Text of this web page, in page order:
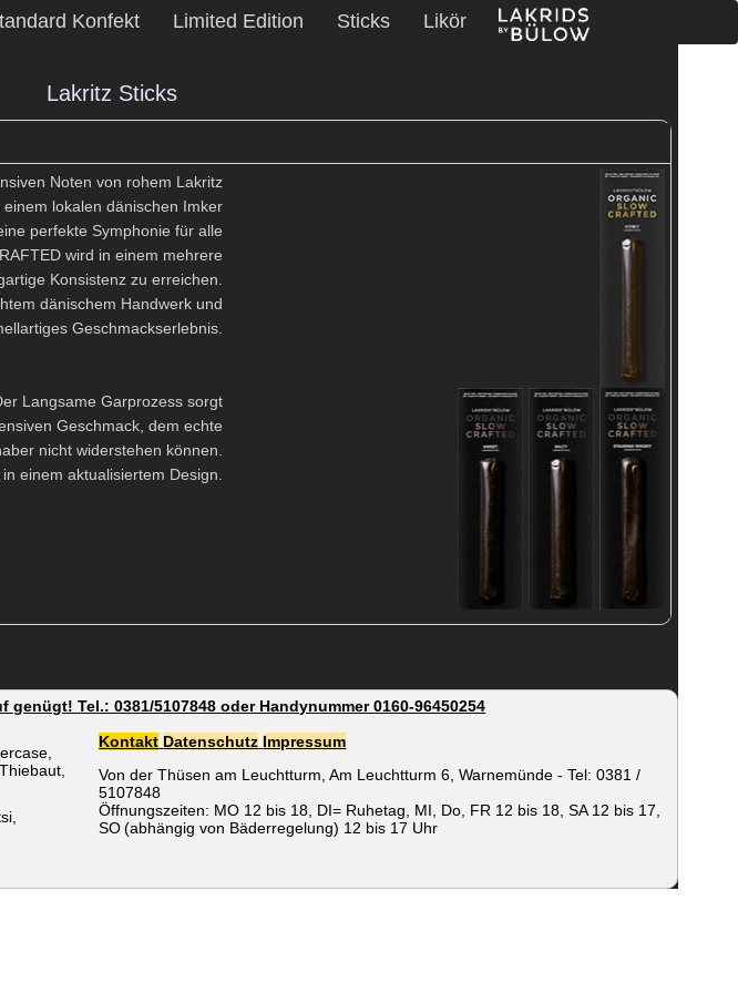
Konfekt Limited Edition Sticks Likör
Lakritz Sticks
Noten von rohem Lakritz
lokalen dänischen Imker
perfekte Symphonie für alle
wird in einem mehrere
Konsistenz zu erreichen.
dänischem Handwerk und
Geschmackserlebnis.
Langsame Garprozess sorgt
Geschmack, dem echte
nicht widerstehen können.
einem aktualisiertem Design.
Tel.: 0381/5107848 oder Handynummer 0160-96450254
Kontakt Datenschutz Impressum
Von der Thüsen am Leuchtturm, Am Leuchtturm 6, Warnemünde - Tel: 0381 /
5107848
Öffnungszeiten: MO 12 bis 18, DI= Ruhetag, MI, Do, FR 12 bis 18, SA 12 bis 17,
SO (abhängig von Bäderregelung) 12 bis 17 Uhr